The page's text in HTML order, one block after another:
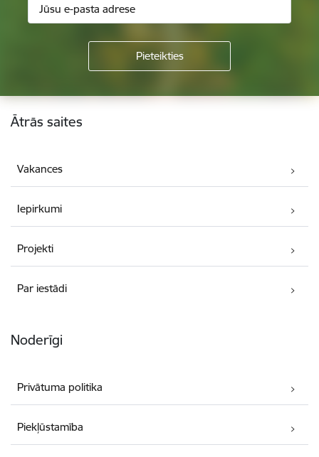
Kājene
Ātrās saites
Vakances
Iepirkumi
Projekti
Par iestādi
Noderīgi
Privātuma politika
Piekļūstamība